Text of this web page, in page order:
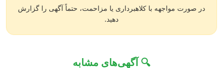
در صورت مواجهه با کلاهبرداری یا مزاحمت، حتماً آگهی را گزارش
دهید.
🔍 آگهی‌های مشابه